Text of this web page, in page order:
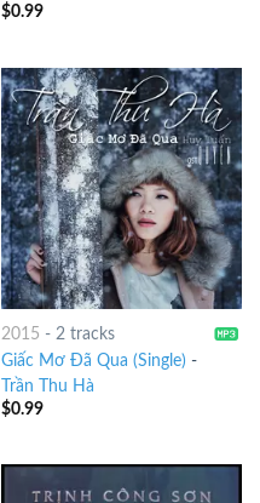
$0.99
2015 - 2 tracks
Giấc Mơ Đã Qua (Single) -
Trần Thu Hà
$0.99